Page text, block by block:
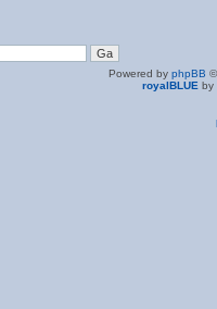
Powered by phpBB
royalBLUE by